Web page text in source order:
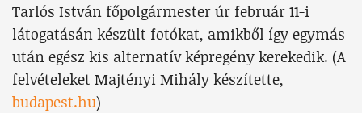
Tarlós István főpolgármester úr február 11-i
látogatásán készült fotókat, amikből így egymás
után egész kis alternatív képregény kerekedik. (A
felvételeket Majtényi Mihály készítette,
budapest.hu)